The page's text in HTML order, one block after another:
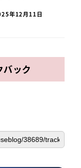
年12月11日
ック